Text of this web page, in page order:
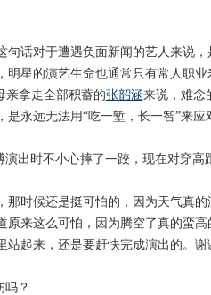
话对于遭遇负面新闻的艺人来说，
明星的演艺生命也通常只有常人职
亲拿走全部积蓄的张韶涵来说，难念
永远无法用“吃一堑，长一智”来应
演出时不小心摔了一跤，现在对穿高
时候还是挺可怕的，因为天气真的
原来这么可怕，因为腾空了真的蛮
站起来，还是要赶快完成演出的。谢
吗？